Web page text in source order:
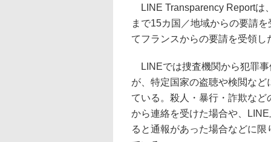
LINE Transparency Reportは
まで15カ国／地域からの要請
てフランスからの要請を受領し
LINEでは捜査機関から犯罪事
が、特定国家の盗聴や検閲な
ている。殺人・暴行・詐欺な
から連絡を受けた場合や、
ると通報があった場合などに